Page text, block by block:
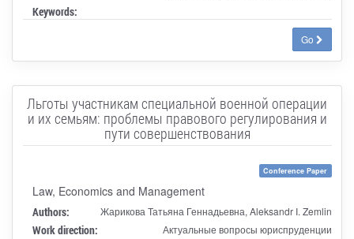
Keywords:
Go
Льготы участникам специальной военной операции
и их семьям: проблемы правового регулирования и
пути совершенствования
Conference Paper
Law, Economics and Management
Authors: Жарикова Татьяна Геннадьевна, Aleksandr I. Zemlin
Work direction: Актуальные вопросы юриспруденции